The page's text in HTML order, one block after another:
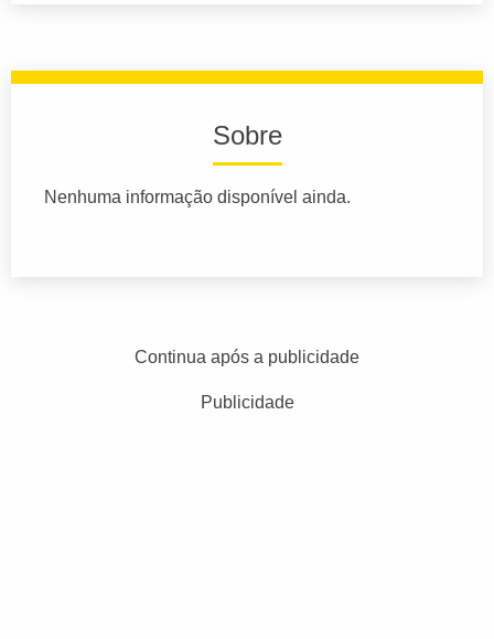
Sobre
Nenhuma informação disponível ainda.
Continua após a publicidade
Publicidade